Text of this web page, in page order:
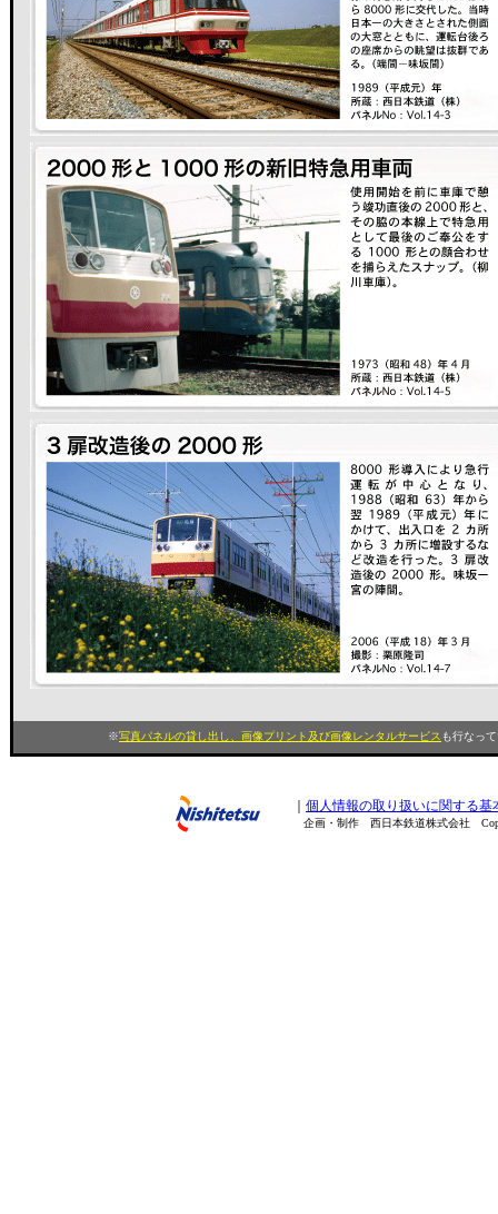
※写真パネルの貸し出し、画像プリント及び画像レンタルサービス も行なっ
個人情報の取り扱いに関する基
企画・制作 西日本鉄道株式会社